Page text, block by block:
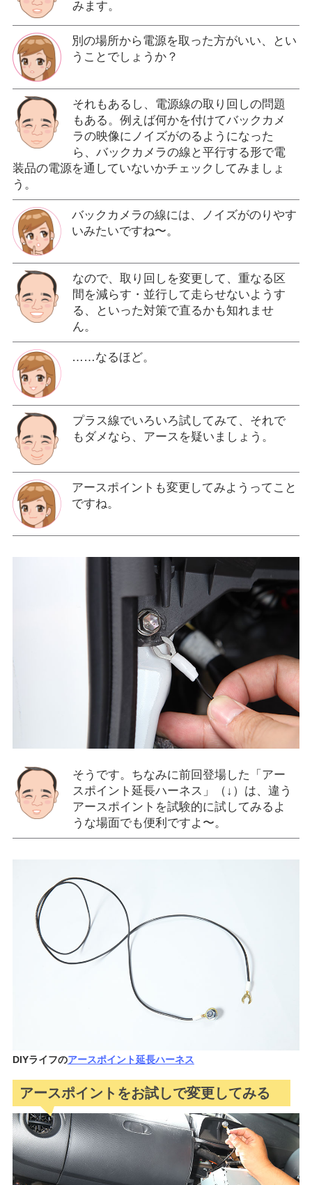
みます。
別の場所から電源を取った方がいい、とい
うことでしょうか？
それもあるし、電源線の取り回しの問題
もある。例えば何かを付けてバックカメ
ラの映像にノイズがのるようになった
ら、バックカメラの線と平行する形で電
装品の電源を通していないかチェックしてみましょ
う。
バックカメラの線には、ノイズがのりやす
いみたいですね〜。
なので、取り回しを変更して、重なる区
間を減らす・並行して走らせないようす
る、といった対策で直るかも知れませ
ん。
……なるほど。
プラス線でいろいろ試してみて、それで
もダメなら、アースを疑いましょう。
アースポイントも変更してみようってこと
ですね。
そうです。ちなみに前回登場した「アー
スポイント延長ハーネス」（↓）は、違う
アースポイントを試験的に試してみるよ
うな場面でも便利ですよ〜。
DIYライフのアースポイント延長ハーネス
アースポイントをお試しで変更してみる